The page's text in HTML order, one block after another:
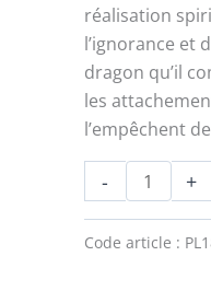
réalisation
l’ignorance et
dragon qu’il
les
l’empêchent
- +
Code article :